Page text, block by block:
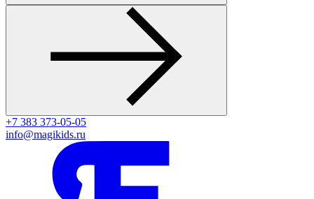
+7 383 373-05-05
info@magikids.ru